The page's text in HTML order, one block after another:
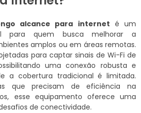
alcance para internet é um
para quem busca melhorar a
amplos ou em áreas remotas.
para captar sinais de Wi-Fi de
uma conexão robusta e
a cobertura tradicional é limitada.
que precisam de eficiência na
esse equipamento oferece uma
de conectividade.